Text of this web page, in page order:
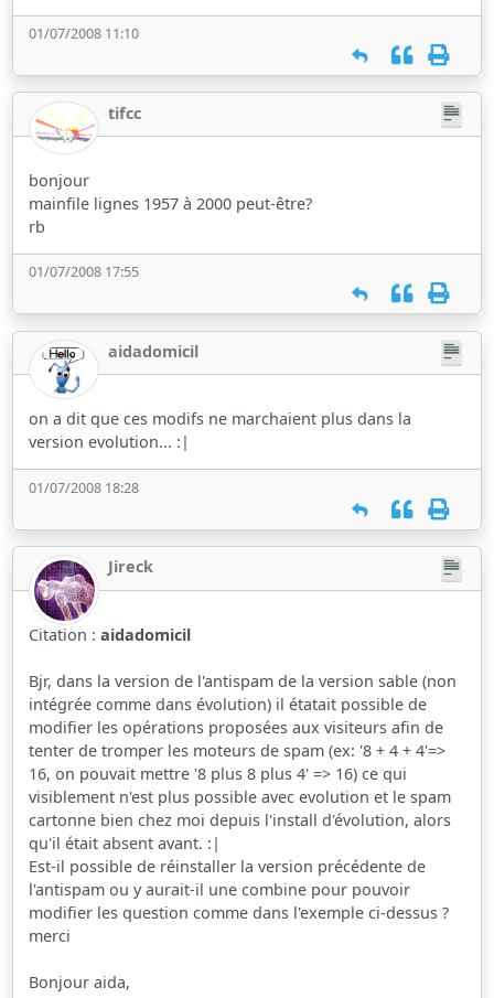
01/07/2008 11:10
tifcc
bonjour
mainfile lignes 1957 à 2000 peut-être?
rb
01/07/2008 17:55
aidadomicil
on a dit que ces modifs ne marchaient plus dans la
version evolution... :|
01/07/2008 18:28
Jireck
Citation :aidadomicil
Bjr, dans la version de l'antispam de la version sable (non
intégrée comme dans évolution) il étatait possible de
modifier les opérations proposées aux visiteurs afin de
tenter de tromper les moteurs de spam (ex: '8 + 4 + 4'=>
16, on pouvait mettre '8 plus 8 plus 4' => 16) ce qui
visiblement n'est plus possible avec evolution et le spam
cartonne bien chez moi depuis l'install d'évolution, alors
qu'il était absent avant. :|
Est-il possible de réinstaller la version précédente de
l'antispam ou y aurait-il une combine pour pouvoir
modifier les question comme dans l'exemple ci-dessus ?
merci
Bonjour aida,